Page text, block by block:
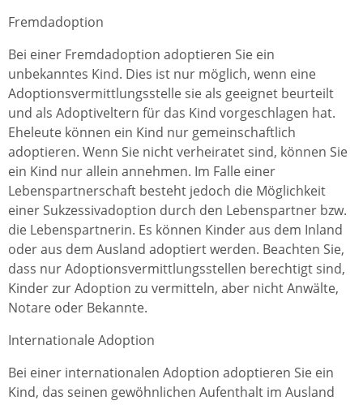
Fremdadoption
Bei einer Fremdadoption adoptieren Sie ein
unbekanntes Kind. Dies ist nur möglich, wenn eine
Adoptionsvermittlungsstelle sie als geeignet beurteilt
und als Adoptiveltern für das Kind vorgeschlagen hat.
Eheleute können ein Kind nur gemeinschaftlich
adoptieren. Wenn Sie nicht verheiratet sind, können Sie
ein Kind nur allein annehmen. Im Falle einer
Lebenspartnerschaft besteht jedoch die Möglichkeit
einer Sukzessivadoption durch den Lebenspartner bzw.
die Lebenspartnerin. Es können Kinder aus dem Inland
oder aus dem Ausland adoptiert werden. Beachten Sie,
dass nur Adoptionsvermittlungsstellen berechtigt sind,
Kinder zur Adoption zu vermitteln, aber nicht Anwälte,
Notare oder Bekannte.
Internationale Adoption
Bei einer internationalen Adoption adoptieren Sie ein
Kind, das seinen gewöhnlichen Aufenthalt im Ausland